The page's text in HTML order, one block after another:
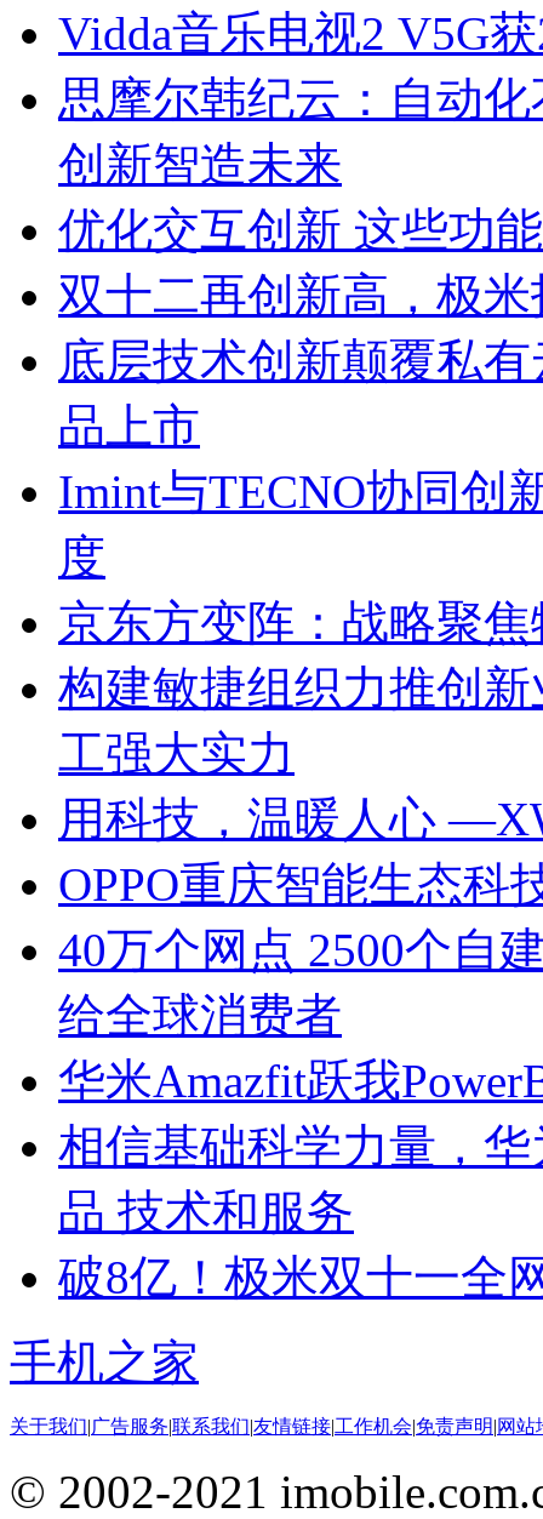
Vidda音乐电视2 V5G
思摩尔韩纪云：自动
创新智造未来
优化交互创新 这些功
双十二再创新高，极
底层技术创新颠覆私
品上市
Imint与TECNO协同创
度
京东方变阵：战略聚
构建敏捷组织力推创
工强大实力
用科技，温暖人心
OPPO重庆智能生态科
40万个网点 2500个自
给全球消费者
华米Amazfit跃我
相信基础科学力量，
品 技术和服务
破8亿！极米双十一全
手机之家
关于我们|广告服务|联系我们|友情链接|工作机会|免责声明|网站
© 2002-2021